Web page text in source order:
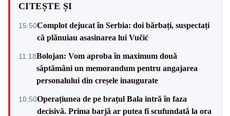
CITEȘTE ȘI
15:50Complot dejucat în Serbia: doi bărbați, suspectați
că plănuiau asasinarea lui Vučić
11:18Bolojan: Vom aproba în maximum două
săptămâni un memorandum pentru angajarea
personalului din creșele inaugurate
10:50Operațiunea de pe brațul Bala intră în faza
decisivă. Prima barjă ar putea fi scufundată la ora